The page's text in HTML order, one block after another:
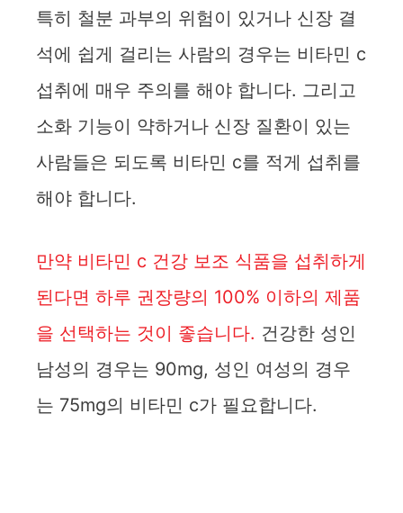
특히 철분 과부의 위험이 있거나 신장 결
석에 쉽게 걸리는 사람의 경우는 비타민 c
섭취에 매우 주의를 해야 합니다. 그리고
소화 기능이 약하거나 신장 질환이 있는
사람들은 되도록 비타민 c를 적게 섭취를
해야 합니다.
만약 비타민 c 건강 보조 식품을 섭취하게
된다면 하루 권장량의 100% 이하의 제품
을 선택하는 것이 좋습니다. 건강한 성인
남성의 경우는 90mg, 성인 여성의 경우
는 75mg의 비타민 c가 필요합니다.